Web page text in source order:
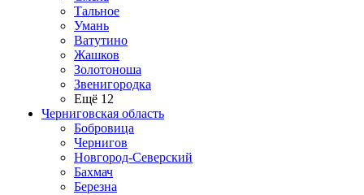
Тальное
Умань
Ватутино
Жашков
Золотоноша
Звенигородка
Ещё 12
Черниговская область
Бобровица
Чернигов
Новгород-Северский
Бахмач
Березна